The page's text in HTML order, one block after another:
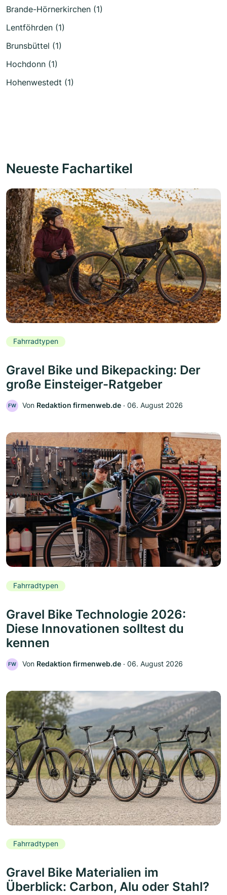
Brande-Hörnerkirchen (1)
Lentföhrden (1)
Brunsbüttel (1)
Hochdonn (1)
Hohenwestedt (1)
Neueste Fachartikel
Fahrradtypen
Gravel Bike und Bikepacking: Der
große Einsteiger-Ratgeber
FW Von Redaktion firmenweb.de ‧ 06. August 2026
Fahrradtypen
Gravel Bike Technologie 2026:
Diese Innovationen solltest du
kennen
FW Von Redaktion firmenweb.de ‧ 06. August 2026
Fahrradtypen
Gravel Bike Materialien im
Überblick: Carbon, Alu oder Stahl?